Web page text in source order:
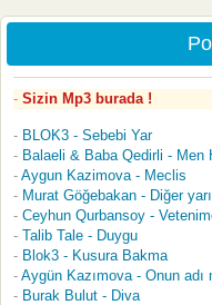
Sizin Mp3 burada !
BLOK3 - Sebebi Yar
Balaeli & Baba Qedirli - Men
Aygun Kazimova - Meclis
Murat Göğebakan - Diğer
Ceyhun Qurbansoy -
Talib Tale - Duygu
Blok3 - Kusura Bakma
Aygün Kazımova - Onun adı
Burak Bulut - Diva